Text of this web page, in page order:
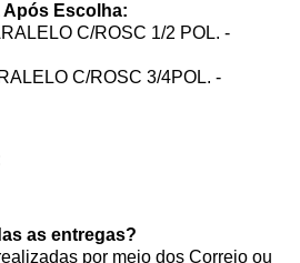
Após Escolha:
C/ROSC 1/2 POL. -
C/ROSC 3/4POL. -
as entregas?
por meio dos Correio ou